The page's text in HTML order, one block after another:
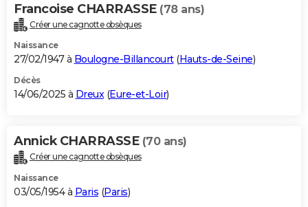
Francoise CHARRASSE (78 ans)
Créer une cagnotte obsèques
Naissance
27/02/1947 à Boulogne-Billancourt(Hauts-de-Seine)
Décès
14/06/2025 à Dreux(Eure-et-Loir)
Annick CHARRASSE (70 ans)
Créer une cagnotte obsèques
Naissance
03/05/1954 à Paris (Paris)